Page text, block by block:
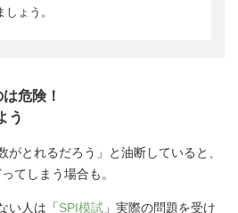
ょう。
危険！
う
がとれるだろう」と油断していると、
てしまう場合も。
い人は「SPI模試 」実際の問題を受け